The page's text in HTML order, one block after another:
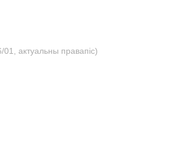
актуальны правапіс)